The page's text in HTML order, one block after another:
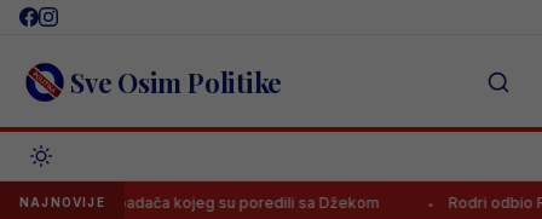
Skip
content Sve Osim Politike
NAJNOVIJE
napadača kojeg su poredili sa Džekom Rodri odbio Real i